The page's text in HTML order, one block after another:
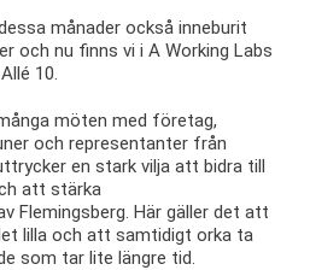
månader också inneburit
och nu finns vi i A Working Labs
10.
möten med företag,
och representanter från
en stark vilja att bidra till
att stärka
Flemingsberg. Här gäller det att
lilla och att samtidigt orka ta
som tar lite längre tid.